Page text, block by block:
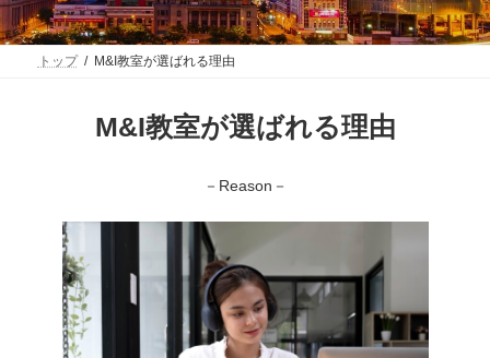
トップ M&I教室が選ばれる理由
M&I教室が選ばれる理由
－Reason－